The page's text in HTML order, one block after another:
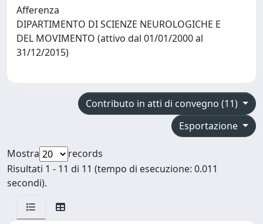
Afferenza
DIPARTIMENTO DI SCIENZE NEUROLOGICHE E
DEL MOVIMENTO (attivo dal 01/01/2000 al
31/12/2015)
Contributo in atti di convegno (11)
Esportazione
Mostra
records
Risultati 1 - 11 di 11 (tempo di esecuzione: 0.011
secondi).